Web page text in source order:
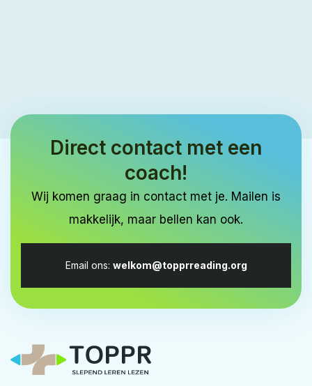
Direct contact met een
coach!
Wij komen graag in contact met je. Mailen is
makkelijk, maar bellen kan ook.
Email ons: welkom@topprreading.org